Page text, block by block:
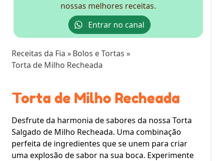
nossas melhores receitas.
Entrar no canal
Receitas da Fia »Bolos e Tortas »
Torta de Milho Recheada
Torta de Milho Recheada
Desfrute da harmonia de sabores da nossa Torta
Salgado de Milho Recheada. Uma combinação
perfeita de ingredientes que se unem para criar
uma explosão de sabor na sua boca. Experimente